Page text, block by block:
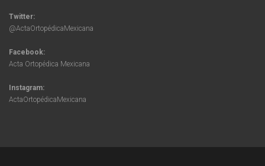
Twitter:
@ActaOrtopédicaMexicana
Facebook:
Acta Ortopédica Mexicana
Instagram:
ActaOrtopédicaMexicana